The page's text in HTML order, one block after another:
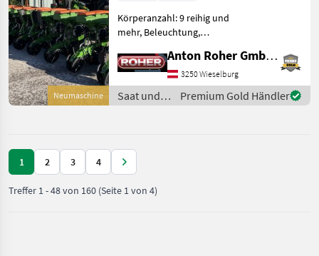
Neumaschine
Körperanzahl: 9 reihig und
mehr, Beleuchtung,
Spuranreisser,
Direktsaatausstattung,
Gummidruckrollen, hydr.
klappbar, Mais,
Anton Roher GmbH (ACA Center Roher)
3250 Wieselburg
Saat und
Pflege /
Premium Gold Händler
1 2 3 4
Treffer 1-48von 160 (Seite 1 von 4)